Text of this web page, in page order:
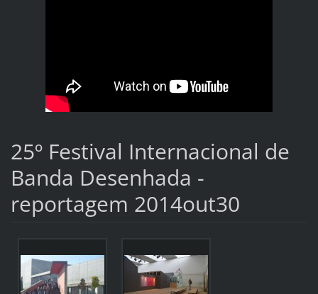
25º Festival Internacional de
Banda Desenhada -
reportagem 2014out30